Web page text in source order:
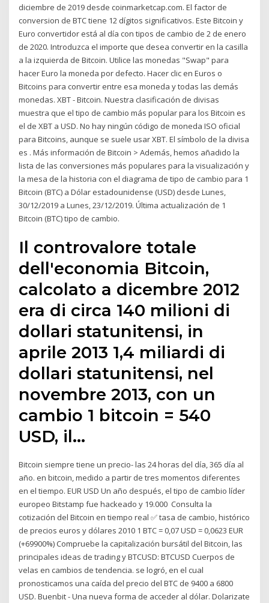
diciembre de 2019 desde coinmarketcap.com. El factor de
conversion de BTC tiene 12 dígitos significativos. Este Bitcoin y
Euro convertidor está al día con tipos de cambio de 2 de enero
de 2020. Introduzca el importe que desea convertir en la casilla
a la izquierda de Bitcoin. Utilice las monedas "Swap" para
hacer Euro la moneda por defecto. Hacer clic en Euros o
Bitcoins para convertir entre esa moneda y todas las demás
monedas. XBT - Bitcoin. Nuestra clasificación de divisas
muestra que el tipo de cambio más popular para los Bitcoin es
el de XBT a USD. No hay ningún código de moneda ISO oficial
para Bitcoins, aunque se suele usar XBT. El símbolo de la divisa
es . Más información de Bitcoin > Además, hemos añadido la
lista de las conversiones más populares para la visualización y
la mesa de la historia con el diagrama de tipo de cambio para 1
Bitcoin (BTC) a Dólar estadounidense (USD) desde Lunes,
30/12/2019 a Lunes, 23/12/2019. Última actualización de 1
Bitcoin (BTC) tipo de cambio.
Il controvalore totale
dell'economia Bitcoin,
calcolato a dicembre 2012
era di circa 140 milioni di
dollari statunitensi, in
aprile 2013 1,4 miliardi di
dollari statunitensi, nel
novembre 2013, con un
cambio 1 bitcoin = 540
USD, il…
Bitcoin siempre tiene un precio- las 24 horas del día, 365 día al
año. en bitcoin, medido a partir de tres momentos diferentes
en el tiempo. EUR USD Un año después, el tipo de cambio líder
europeo Bitstamp fue hackeado y 19.000 Consulta la
cotización del Bitcoin en tiempo real ✅ tasa de cambio, histórico
de precios euros y dólares 2010 1 BTC = 0,07 USD = 0,0623 EUR
(+69900%) Compruebe la capitalización bursátil del Bitcoin, las
principales ideas de trading y BTCUSD: BTCUSD Cuerpos de
velas en cambios de tendencia. se logró, en el cual
pronosticamos una caída del precio del BTC de 9400 a 6800
USD. Buenbit - Una nueva forma de acceder al dólar. Dolarizate